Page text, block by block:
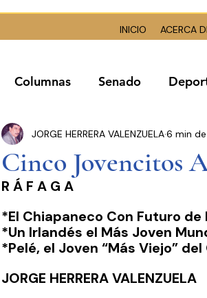
INICIO ACERCA
Columnas Senado
Cdmx Presidencia
Pública
y Municipios Partidos
Cinco Jovencitos
JORGE HERRERA VALENZUELA6 min
R Á F A G A
*El Chiapaneco Con Futuro de
*Un Irlandés el Más Joven
*Pelé, el Joven “Más Viejo”
JORGE HERRERA VALENZUELA